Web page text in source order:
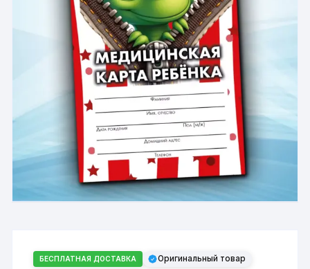
БЕСПЛАТНАЯ ДОСТАВКА Оригинальный товар